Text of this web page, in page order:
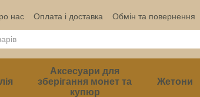
нас Оплата і доставка Обмін та повернення
Аксесуари для
зберігання монет та
купюр
Жетони